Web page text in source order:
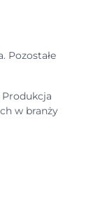
Pozostałe
w branży